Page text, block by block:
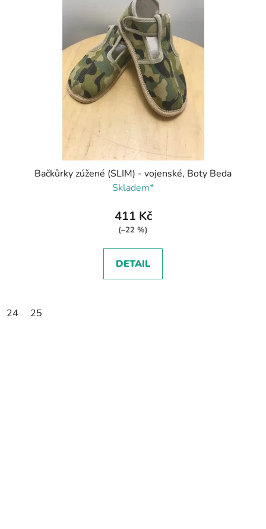
Bačkůrky zúžené (SLIM) - vojenské, Boty Beda
Skladem*
411 Kč
(–22 %)
DETAIL
24 25